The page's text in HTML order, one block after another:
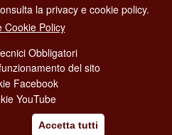
TEL. 06 06 08
REDAZIONE
POLICY
la privacy e cookie policy.
Cookie Policy
Obbligatori
del sito
Facebook
YouTube
Accetta tutti